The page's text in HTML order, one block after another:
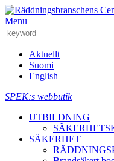
Menu
Aktuellt
Suomi
English
SPEK:s webbutik
UTBILDNING
SÄKERHET